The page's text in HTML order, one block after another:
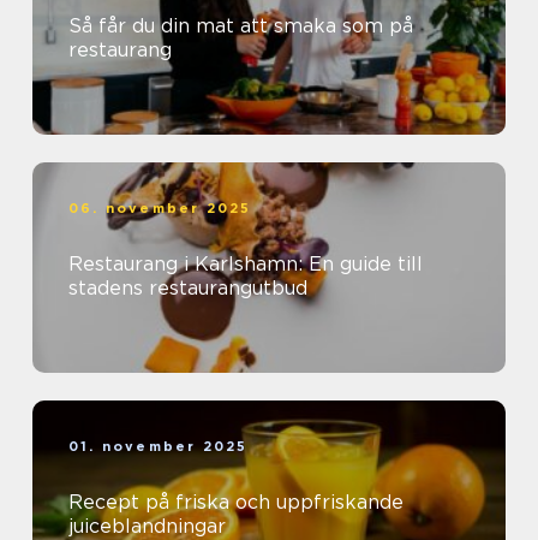
Så får du din mat att smaka som på
restaurang
06. november 2025
Restaurang i Karlshamn: En guide till
stadens restaurangutbud
01. november 2025
Recept på friska och uppfriskande
juiceblandningar